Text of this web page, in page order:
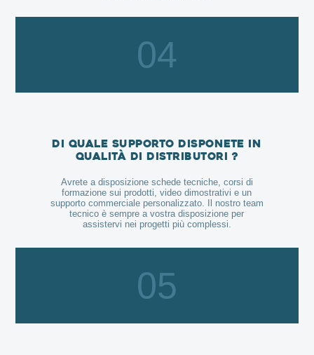
04
Di quale supporto disponete in
qualità di distributori ?
Avrete a disposizione schede tecniche, corsi di
formazione sui prodotti, video dimostrativi e un
supporto commerciale personalizzato. Il nostro team
tecnico è sempre a vostra disposizione per
assistervi nei progetti più complessi.
05